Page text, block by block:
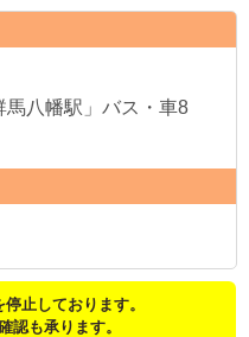
馬八幡駅」バス・車8
止しております。
認も承ります。